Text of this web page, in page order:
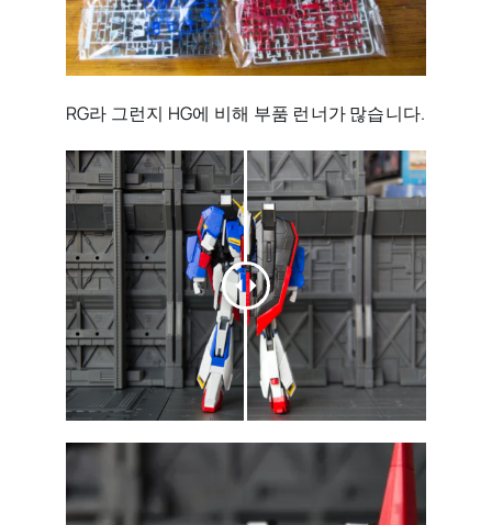
RG라 그런지 HG에 비해 부품 런너가 많습니다.